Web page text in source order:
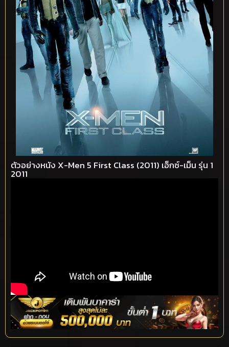
ตัวอย่างหนัง X-Men 5 First Class (2011) เอ็กซ์-เม็น รุ่น 1
2011